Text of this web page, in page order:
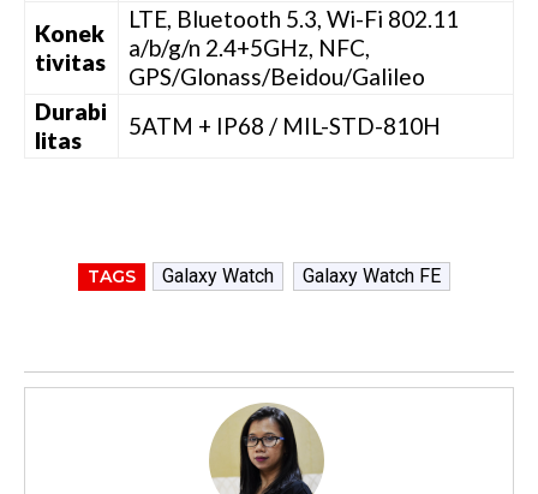
Konek
tivitas
LTE, Bluetooth 5.3, Wi-Fi 802.11
a/b/g/n 2.4+5GHz, NFC,
GPS/Glonass/Beidou/Galileo
Durabi
litas
5ATM + IP68 / MIL-STD-810H
TAGS Galaxy Watch Galaxy Watch FE